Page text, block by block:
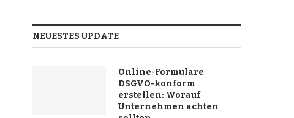
NEUESTES UPDATE
Online-Formulare
DSGVO-konform
erstellen: Worauf
Unternehmen achten